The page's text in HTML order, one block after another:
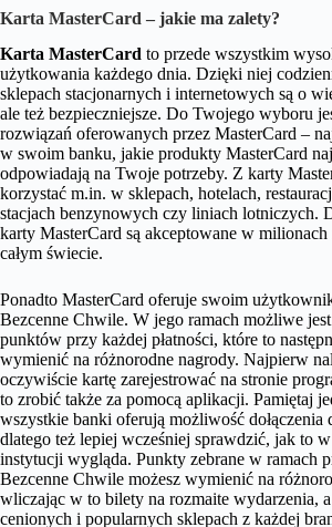
Karta MasterCard – jakie ma zalety?
Karta MasterCard to przede wszystkim
użytkowania każdego dnia. Dzięki niej
sklepach stacjonarnych i internetowych są o
ale też bezpieczniejsze. Do Twojego wyboru
rozwiązań oferowanych przez MasterCard –
w swoim banku, jakie produkty MasterCard
odpowiadają na Twoje potrzeby. Z karty
korzystać m.in. w sklepach, hotelach,
stacjach benzynowych czy liniach lotniczych.
karty MasterCard są akceptowane w milionach
całym świecie.
Ponadto MasterCard oferuje swoim
Bezcenne Chwile. W jego ramach możliwe
punktów przy każdej płatności, które to
wymienić na różnorodne nagrody. Najpierw
oczywiście kartę zarejestrować na stronie
to zrobić także za pomocą aplikacji. Pamiętaj
wszystkie banki oferują możliwość dołączenia
dlatego też lepiej wcześniej sprawdzić, jak to
instytucji wygląda. Punkty zebrane w ramach
Bezcenne Chwile możesz wymienić na
wliczając w to bilety na rozmaite wydarzenia,
cenionych i popularnych sklepach z każdej